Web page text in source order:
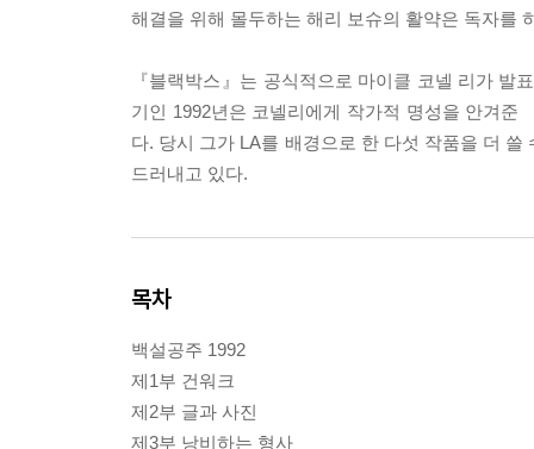
해결을 위해 몰두하는 해리 보슈의 활약은 독자를
『블랙박스』는 공식적으로 마이클 코넬 리가
기인 1992년은 코넬리에게 작가적 명성을 안겨준
다. 당시 그가 LA를 배경으로 한 다섯 작품을 더
드러내고 있다.
목차
백설공주 1992
제1부 건워크
제2부 글과 사진
제3부 낭비하는 형사